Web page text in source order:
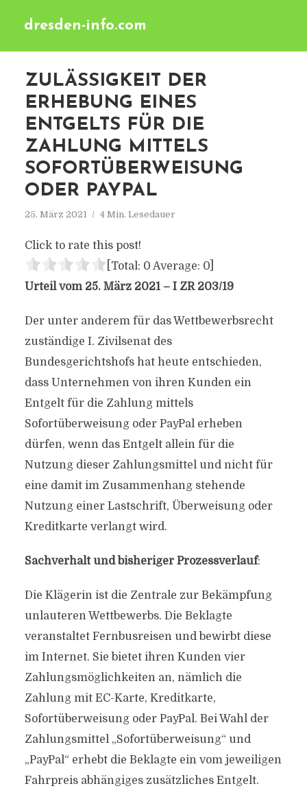
dresden-info.com
ZULÄSSIGKEIT DER
ERHEBUNG EINES
ENTGELTS FÜR DIE
ZAHLUNG MITTELS
SOFORTÜBERWEISUNG
ODER PAYPAL
25. März 2021 4 Min. Lesedauer
Click to rate this post!
[Total: 0 Average: 0]
Urteil vom 25. März 2021 – I ZR 203/19
Der unter anderem für das Wettbewerbsrecht
zuständige I. Zivilsenat des
Bundesgerichtshofs hat heute entschieden,
dass Unternehmen von ihren Kunden ein
Entgelt für die Zahlung mittels
Sofortüberweisung oder PayPal erheben
dürfen, wenn das Entgelt allein für die
Nutzung dieser Zahlungsmittel und nicht für
eine damit im Zusammenhang stehende
Nutzung einer Lastschrift, Überweisung oder
Kreditkarte verlangt wird.
Sachverhalt und bisheriger Prozessverlauf:
Die Klägerin ist die Zentrale zur Bekämpfung
unlauteren Wettbewerbs. Die Beklagte
veranstaltet Fernbusreisen und bewirbt diese
im Internet. Sie bietet ihren Kunden vier
Zahlungsmöglichkeiten an, nämlich die
Zahlung mit EC-Karte, Kreditkarte,
Sofortüberweisung oder PayPal. Bei Wahl der
Zahlungsmittel „Sofortüberweisung“ und
„PayPal“ erhebt die Beklagte ein vom jeweiligen
Fahrpreis abhängiges zusätzliches Entgelt.